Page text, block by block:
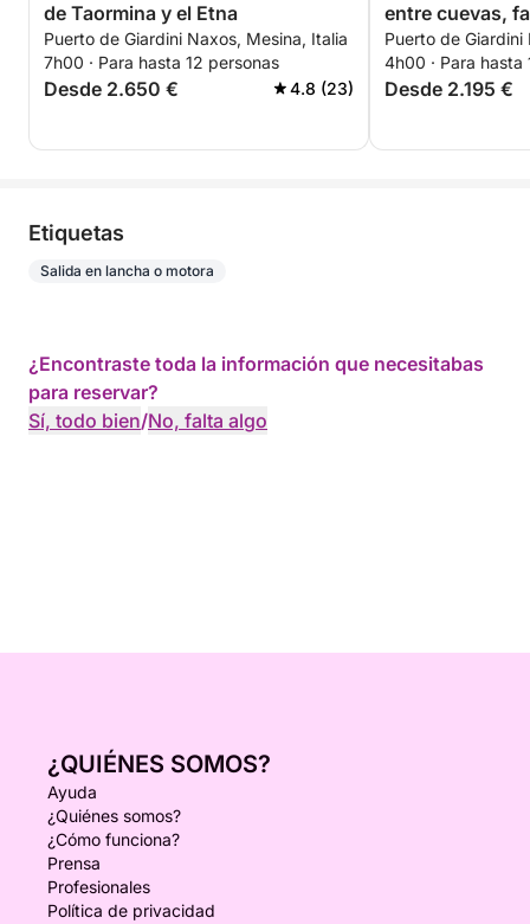
de Taormina y el Etna
Puerto de Giardini Naxos, Mesina, Italia
7h00 · Para hasta 12 personas
Desde 2.650 € 4.8 (23)
entre cuevas,
en Taormina
Puerto de
4h00 · Para hasta
Desde 2.195 €
Etiquetas
Salida en lancha o motora
¿Encontraste toda la información que necesitabas
para reservar?
Sí, todo bien/No, falta algo
¿QUIÉNES SOMOS?
Ayuda
¿Quiénes somos?
¿Cómo funciona?
Prensa
Profesionales
Política de privacidad